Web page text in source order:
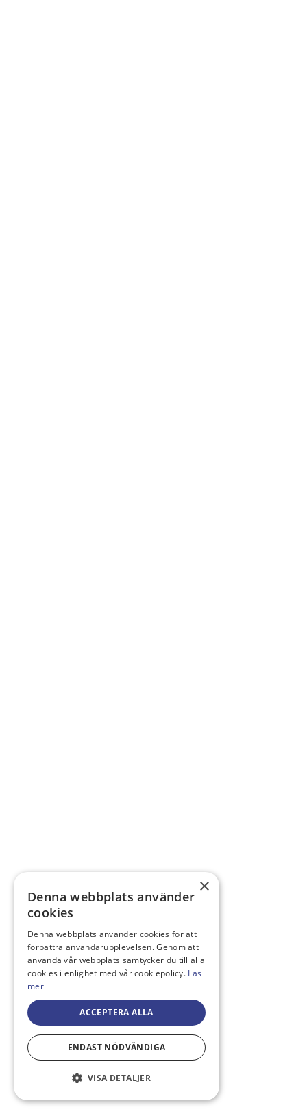
×
Denna webbplats använder
cookies
Denna webbplats använder cookies för att
förbättra användarupplevelsen. Genom att
använda vår webbplats samtycker du till alla
cookies i enlighet med vår cookiepolicy. Läs
mer
ACCEPTERA ALLA
ENDAST NÖDVÄNDIGA
VISA DETALJER